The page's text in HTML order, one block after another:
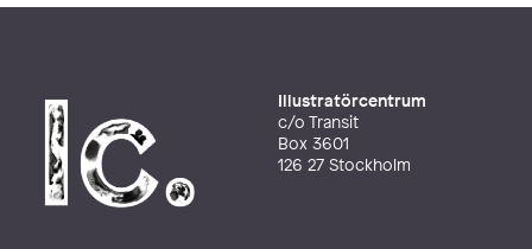
Illustratörcentrum
c/o Transit
Box 3601
126 27 Stockholm